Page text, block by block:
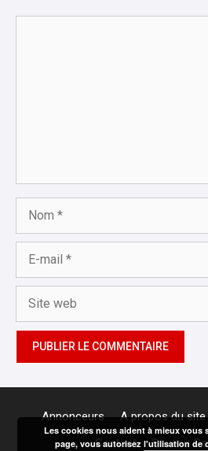
Nom
Site
Annonceurs
A propos du
Contact
Devenir
Les cookies nous aident à mieux vous
page, vous autorisez l'utilisation de